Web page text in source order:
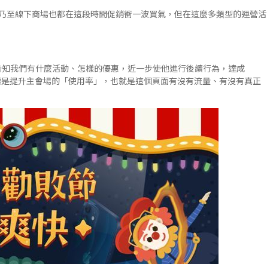
至線下商場也都在這段時間促銷衝一波買氣，但在這麼多類型的運營活
我們有什麼活動、怎樣的優惠，近一步使他進行後續行為，達成
提升主會場的「使用率」，也就是這個頁面有沒有流量、有沒有真正